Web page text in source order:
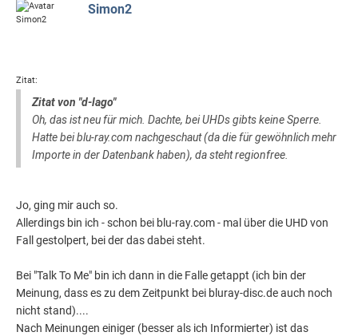
Simon2
Zitat:
Zitat von "d-lago"
Oh, das ist neu für mich. Dachte, bei UHDs gibts keine Sperre.
Hatte bei blu-ray.com nachgeschaut (da die für gewöhnlich mehr
Importe in der Datenbank haben), da steht regionfree.
Jo, ging mir auch so.
Allerdings bin ich - schon bei blu-ray.com - mal über die UHD von
Fall gestolpert, bei der das dabei steht.
Bei "Talk To Me" bin ich dann in die Falle getappt (ich bin der
Meinung, dass es zu dem Zeitpunkt bei bluray-disc.de auch noch
nicht stand)....
Nach Meinungen einiger (besser als ich Informierter) ist das